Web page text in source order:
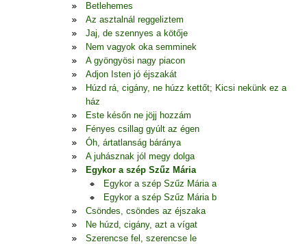
Betlehemes
Az asztalnál reggeliztem
Jaj, de szennyes a kötője
Nem vagyok oka semminek
A gyöngyösi nagy piacon
Adjon Isten jó éjszakát
Húzd rá, cigány, ne húzz kettőt; Kicsi nekünk ez a
ház
Este későn ne jöjj hozzám
Fényes csillag gyúlt az égen
Óh, ártatlanság báránya
A juhásznak jól megy dolga
Egykor a szép Szűz Mária
Egykor a szép Szűz Mária a
Egykor a szép Szűz Mária b
Csöndes, csöndes az éjszaka
Ne húzd, cigány, azt a vígat
Szerencse fel, szerencse le